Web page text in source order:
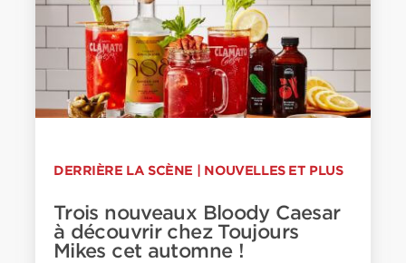
DERRIÈRE LA SCÈNE NOUVELLES ET PLUS
Trois nouveaux Bloody Caesar
à découvrir chez Toujours
Mikes cet automne !